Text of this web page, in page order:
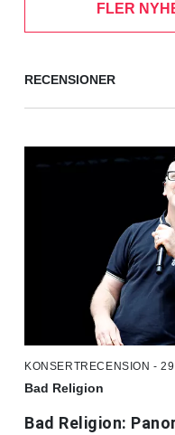
FLER
RECENSIONER
KONSERTRECENSION -
Bad Religion
Bad Religion: